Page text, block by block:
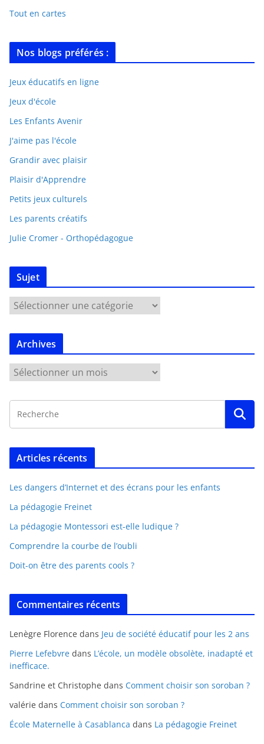
Tout en cartes
Nos blogs préférés :
Jeux éducatifs en ligne
Jeux d'école
Les Enfants Avenir
J'aime pas l'école
Grandir avec plaisir
Plaisir d'Apprendre
Petits jeux culturels
Les parents créatifs
Julie Cromer - Orthopédagogue
Sujet
Archives
Articles récents
Les dangers d’Internet et des écrans pour les enfants
La pédagogie Freinet
La pédagogie Montessori est-elle ludique ?
Comprendre la courbe de l’oubli
Doit-on être des parents cools ?
Commentaires récents
Lenègre Florence dans Jeu de société éducatif pour les 2 ans
Pierre Lefebvre dans L’école, un modèle obsolète, inadapté et
inefficace.
Sandrine et Christophe dans Comment choisir son soroban ?
valérie dans Comment choisir son soroban ?
École Maternelle à Casablanca dans La pédagogie Freinet